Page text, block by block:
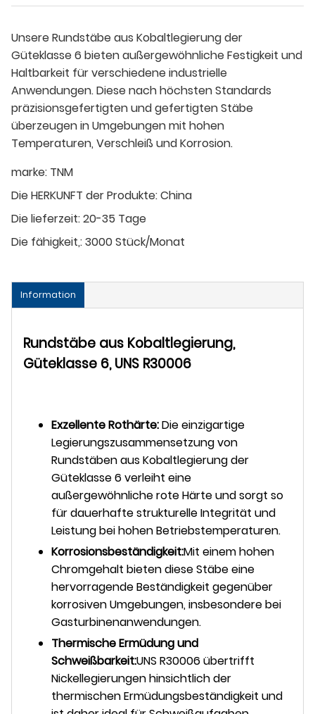
Unsere Rundstäbe aus Kobaltlegierung der
Güteklasse 6 bieten außergewöhnliche Festigkeit und
Haltbarkeit für verschiedene industrielle
Anwendungen. Diese nach höchsten Standards
präzisionsgefertigten und gefertigten Stäbe
überzeugen in Umgebungen mit hohen
Temperaturen, Verschleiß und Korrosion.
marke: TNM
Die HERKUNFT der Produkte:China
Die lieferzeit:20-35 Tage
Die fähigkeit,:3000 Stück/Monat
Information
Rundstäbe aus Kobaltlegierung,
Güteklasse 6, UNS R30006
Exzellente Rothärte:Die einzigartige
Legierungszusammensetzung von
Rundstäben aus Kobaltlegierung der
Güteklasse 6 verleiht eine
außergewöhnliche rote Härte und sorgt so
für dauerhafte strukturelle Integrität und
Leistung bei hohen Betriebstemperaturen.
Korrosionsbeständigkeit:Mit einem hohen
Chromgehalt bieten diese Stäbe eine
hervorragende Beständigkeit gegenüber
korrosiven Umgebungen, insbesondere bei
Gasturbinenanwendungen.
Thermische Ermüdung und
Schweißbarkeit:UNS R30006 übertrifft
Nickellegierungen hinsichtlich der
thermischen Ermüdungsbeständigkeit und